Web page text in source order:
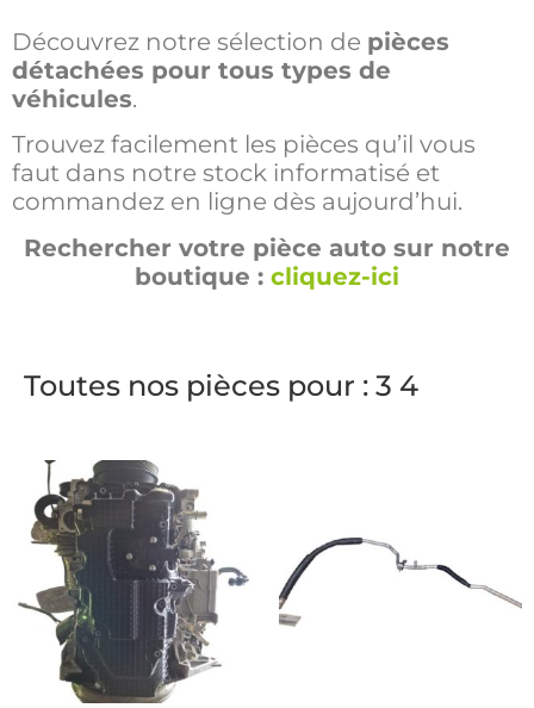
Découvrez notre sélection de pièces
détachées pour tous types de
véhicules.
Trouvez facilement les pièces qu’il vous
faut dans notre stock informatisé et
commandez en ligne dès aujourd’hui.
Rechercher votre pièce auto sur notre
boutique : cliquez-ici
Toutes nos pièces pour : 3 4